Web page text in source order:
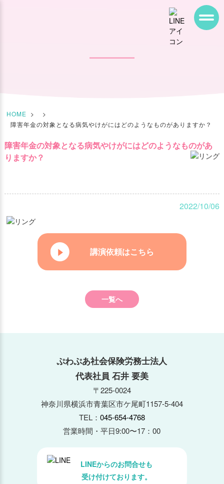
HOME >
>
障害年金の対象となる病気やけがにはどのようなものがありますか？
障害年金の対象となる病気やけがにはどのようなものがあ
りますか？
2022/10/06
講演依頼はこちら
一覧へ
ぷわぷあ社会保険労務士法人
代表社員 石井 要美
〒225-0024
神奈川県横浜市青葉区市ケ尾町1157-5-404
TEL： 045-654-4768
営業時間・平日9:00〜17：00
LINEからのお問合せも
受け付けております。